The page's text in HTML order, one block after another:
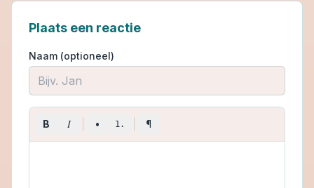
Plaats een reactie
Naam (optioneel)
B I • 1. ¶